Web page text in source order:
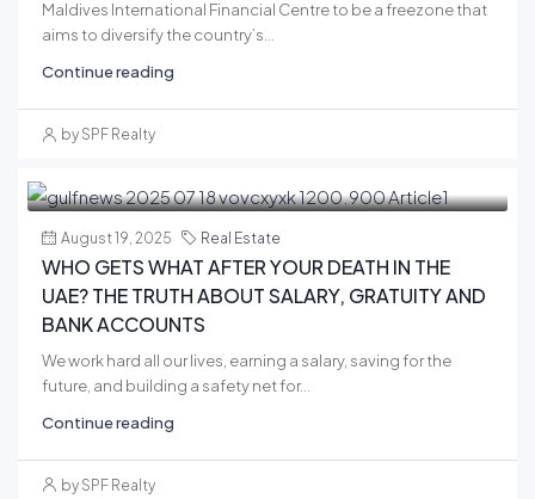
Maldives International Financial Centre to be a freezone that
aims to diversify the country’s...
Continue reading
by SPF Realty
August 19, 2025 Real Estate
WHO GETS WHAT AFTER YOUR DEATH IN THE
UAE? THE TRUTH ABOUT SALARY, GRATUITY AND
BANK ACCOUNTS
We work hard all our lives, earning a salary, saving for the
future, and building a safety net for...
Continue reading
by SPF Realty